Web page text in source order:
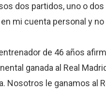
dos partidos, uno o
mi cuenta personal y no
de 46 años
ganada al Real
Nosotros le ganamos al